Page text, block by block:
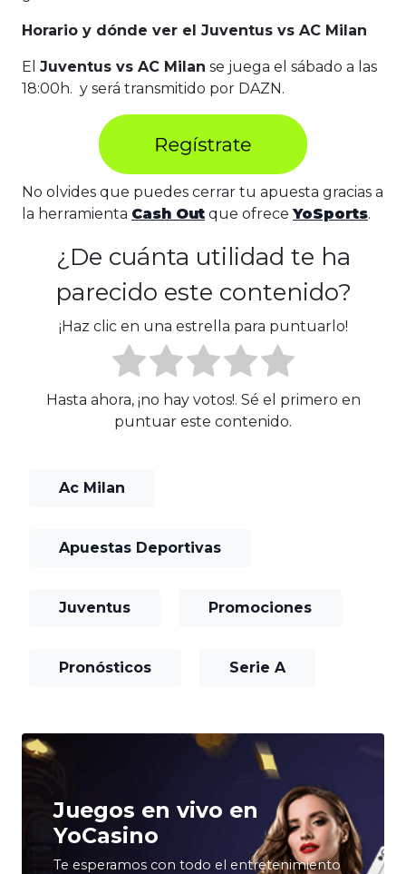
Horario y dónde ver el Juventus vs AC Milan
El Juventus vs AC Milan se juega el sábado a las
18:00h. y será transmitido por DAZN.
No olvides que puedes cerrar tu apuesta gracias a
la herramienta Cash Out que ofrece YoSports.
¿De cuánta utilidad te ha
parecido este contenido?
¡Haz clic en una estrella para puntuarlo!
Hasta ahora, ¡no hay votos!. Sé el primero en
puntuar este contenido.
Ac Milan
Apuestas Deportivas
Juventus Promociones
Pronósticos Serie A
Juegos en vivo en
YoCasino
Te esperamos con todo el entretenimiento